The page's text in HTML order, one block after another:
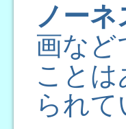
ノーネ
画など
こと
られ